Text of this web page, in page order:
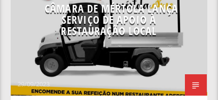
CÂMARA DE MÉRTOLA LANÇA
SERVIÇO DE APOIO À
RESTAURAÇÃO LOCAL
29/09/2023